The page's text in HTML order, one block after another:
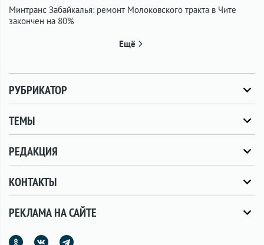
Минтранс Забайкалья: ремонт Молоковского тракта в Чите
закончен на 80%
Ещё
РУБРИКАТОР
ТЕМЫ
РЕДАКЦИЯ
КОНТАКТЫ
РЕКЛАМА НА САЙТЕ